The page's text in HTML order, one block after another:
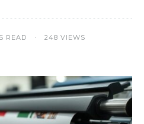
READ 248 VIEWS